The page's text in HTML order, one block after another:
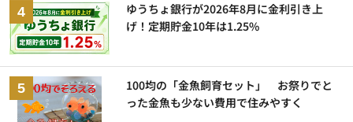
ゆうちょ銀行が2026年8月に金利引き上
げ！定期貯金10年は1.25%
100均の「金魚飼育セット」 お祭りでと
った金魚も少ない費用で住みやすく